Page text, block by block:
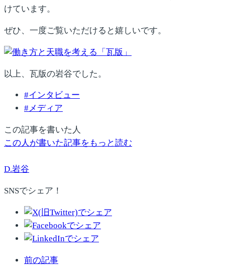
けています。
ぜひ、一度ご覧いただけると嬉しいです。
以上、瓦版の岩谷でした。
#インタビュー
#メディア
この記事を書いた人
この人が書いた記事をもっと読む
D.岩谷
SNSでシェア！
前の記事